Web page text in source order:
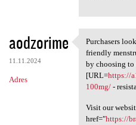
aodzorime
11.11.2024
Adres
Purchasers
Purchasers
friendly
by choosing to
[URL=https://
100mg/-
Visit our
href="https://